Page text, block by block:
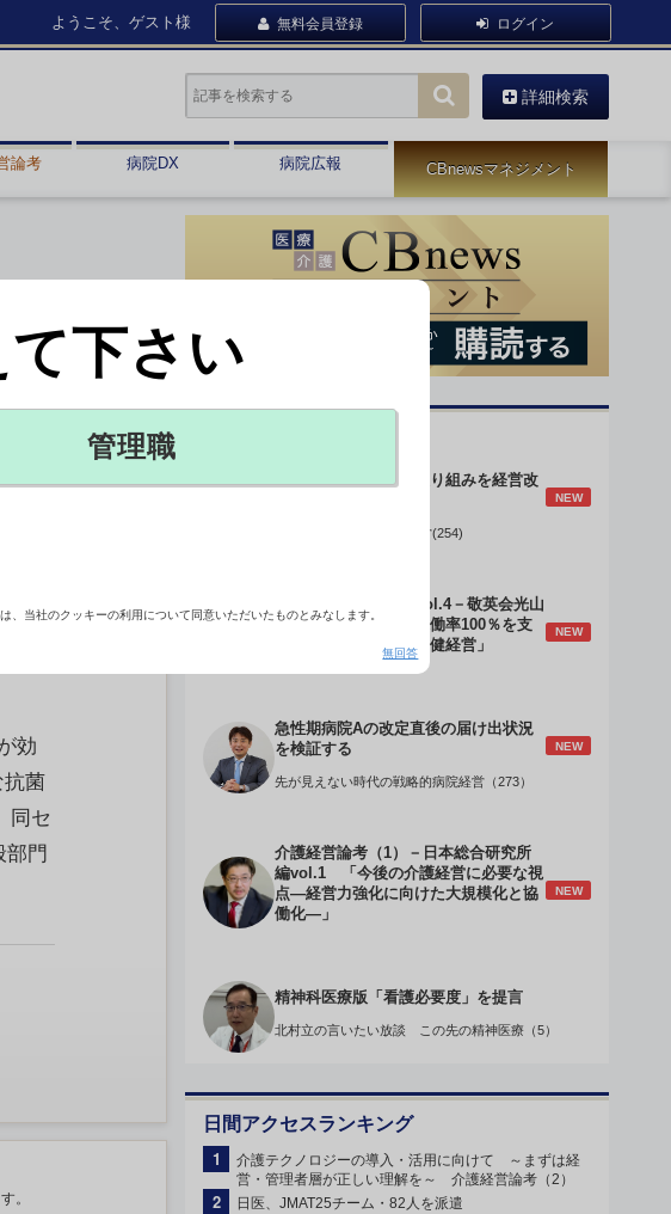
ようこそ、ゲスト様 無料会員登録 ログイン
詳細検索
論考 病院DX 病院広報 CBnewsマネジメント
剤
効
抗菌
同セ
門
。
身体的拘束最小化の取り組みを経営改
NEW
データで読み解く病院経営(254)
介護経営のデザインVol.4－敬英会光山
誠理事長 「驚異の稼働率100％を支
える『顧客目線』の老健経営」
NEW
急性期病院Aの改定直後の届け出状況
を検証する
NEW
先が見えない時代の戦略的病院経営（273）
介護経営論考（1）－日本総合研究所
編vol.1 「今後の介護経営に必要な視
点―経営力強化に向けた大規模化と協
働化―」
NEW
精神科医療版「看護必要度」を提言
北村立の言いたい放談 この先の精神医療（5）
日間アクセスランキング
1
介護テクノロジーの導入・活用に向けて ～まずは経
営・管理者層が正しい理解を～ 介護経営論考（2）
2 日医、JMAT25チーム・82人を派遣
下さい
管理職
当社のクッキーの利用について同意いただいたものとみなします。
無回答